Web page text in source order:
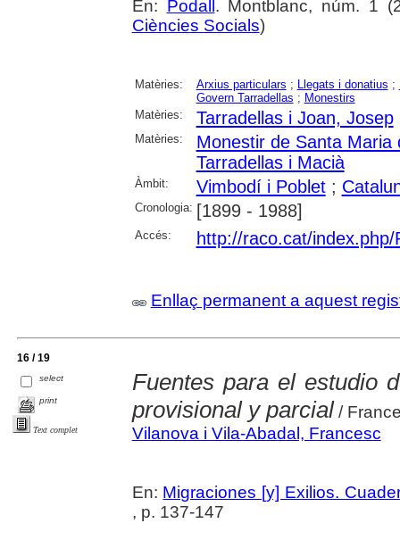
En: Podall . Montblanc, núm. 1
Ciències Socials)
Matèries: Arxius particulars ; Llegats i donatius ;
Govern Tarradellas ; Monestirs
Matèries:
Tarradellas i Joan, Josep
Matèries:
Monestir de Santa Maria
Tarradellas i Macià
Àmbit: Vimbodí i Poblet;
Cronologia: [1899 - 1988]
Accés: http://raco.cat/
Enllaç permanent a aquest
16 / 19
select
print
Text complet
Fuentes para el estudio
provisional y parcial/
Vilanova i Vila-Abadal, Francesc
En: Migraciones [y] Exilios.
, p. 137-147